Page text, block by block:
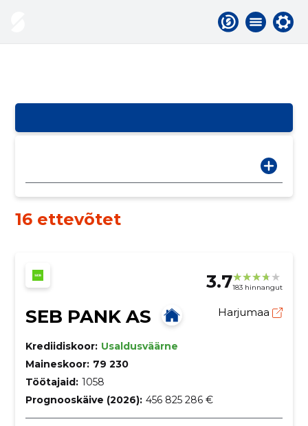
16 ettevõtet
3.7183 hinnangut
SEB PANK AS Harjumaa
Krediidiskoor: Usaldusväärne
Maineskoor: 79 230
Töötajaid: 1058
Prognooskäive (2026): 456 825 286 €